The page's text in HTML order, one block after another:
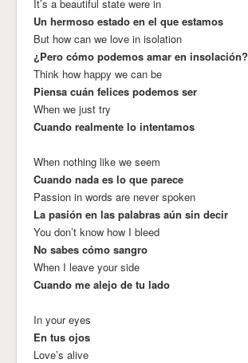
It’s a beautiful state were in
Un hermoso estado en el que estamos
But how can we love in isolation
¿Pero cómo podemos amar en insolación?
Think how happy we can be
Piensa cuán felices podemos ser
When we just try
Cuando realmente lo intentamos
When nothing like we seem
Cuando nada es lo que parece
Passion in words are never spoken
La pasión en las palabras aún sin decir
You don’t know how I bleed
No sabes cómo sangro
When I leave your side
Cuando me alejo de tu lado
In your eyes
En tus ojos
Love’s alive